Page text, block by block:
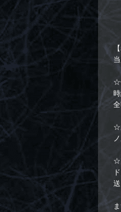
☆
☆
☆